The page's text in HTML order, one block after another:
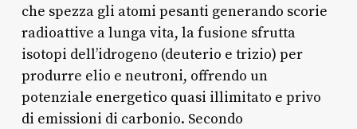
che spezza gli atomi pesanti generando scorie
radioattive a lunga vita, la fusione sfrutta
isotopi dell’idrogeno (deuterio e trizio) per
produrre elio e neutroni, offrendo un
potenziale energetico quasi illimitato e privo
di emissioni di carbonio. Secondo